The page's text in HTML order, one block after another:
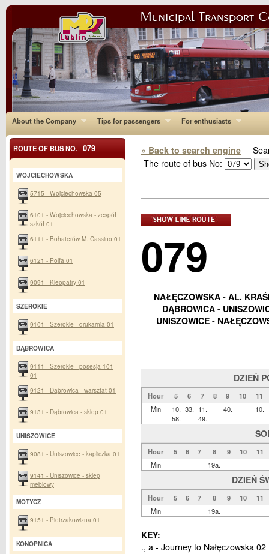
About the Company Tips for passengers For enthusiasts
« Back to search engine
The route of bus No:
079
NAŁĘCZOWSKA - AL.
DĄBROWICA -
UNISZOWICE -
DZIEŃ
Hour 5 6 7 8 9 10
11
Min
10.
58.
33. 11.
49.
40. 10.
Hour 5 6 7 8 9 10
11
Min
19a.
DZIEŃ
Hour 5 6 7 8 9 10
11
Min
19a.
KEY:
., a - Journey to Nałęczowska 02
ROUTE OF BUS NO. 079
WOJCIECHOWSKA
5715 - Wojciechowska 05
6101 - Wojciechowska - zespół
szkół 01
6111 - Bohaterów M. Cassino 01
6121 - Polfa 01
9091 - Kleopatry 01
SZEROKIE
9101 - Szerokie - drukarnia 01
DĄBROWICA
9111 - Szerokie - posesja 101
01
9121 - Dąbrowica - warsztat 01
9131 - Dąbrowica - sklep 01
UNISZOWICE
9081 - Uniszowice - kapliczka 01
9141 - Uniszowice - sklep
meblowy
MOTYCZ
9151 - Pietrzakowizna 01
KONOPNICA